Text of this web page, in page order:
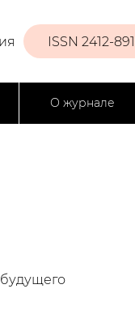
ISSN 2412-
О журнале